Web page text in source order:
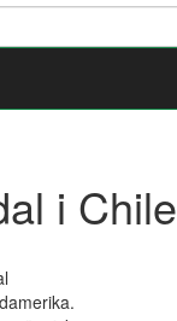
i Chile